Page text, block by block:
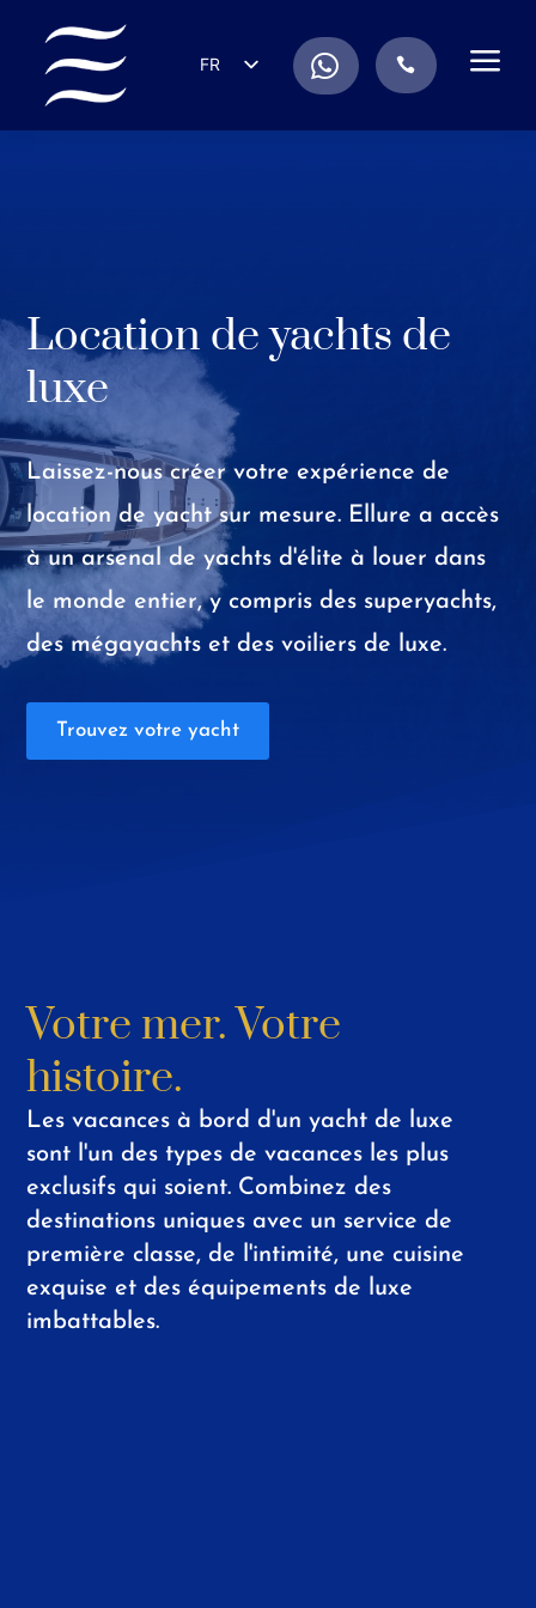
FR
. a
Location de yachts de
luxe
Laissez-nous créer votre expérience de
location de yacht sur mesure. Ellure a accès
à un arsenal de yachts d'élite à louer dans
le monde entier, y compris des superyachts,
des mégayachts et des voiliers de luxe.
Trouvez votre yacht
Votre mer. Votre
histoire.
Les vacances à bord d'un yacht de luxe
sont l'un des types de vacances les plus
exclusifs qui soient. Combinez des
destinations uniques avec un service de
première classe, de l'intimité, une cuisine
exquise et des équipements de luxe
imbattables.